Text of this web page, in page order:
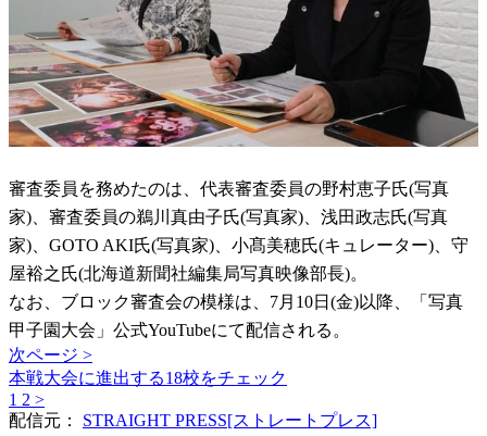
審査委員を務めたのは、代表審査委員の野村恵子氏(写真
家)、審査委員の鵜川真由子氏(写真家)、浅田政志氏(写真
家)、GOTO AKI氏(写真家)、小髙美穂氏(キュレーター)、守
屋裕之氏(北海道新聞社編集局写真映像部長)。
なお、ブロック審査会の模様は、7月10日(金)以降、「写真
甲子園大会」公式YouTubeにて配信される。
次ページ >
本戦大会に進出する18校をチェック
1 2 >
配信元： STRAIGHT PRESS[ストレートプレス]